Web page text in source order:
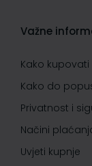
Važne
Kako kupovati
Kako do
Privatnost i
Načini
Uvjeti kupnje